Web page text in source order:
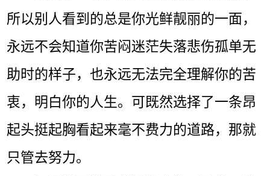
所以别人看到的总是你光鲜靓丽的一面，
永远不会知道你苦闷迷茫失落悲伤孤单无
助时的样子，也永远无法完全理解你的苦
衷，明白你的人生。可既然选择了一条昂
起头挺起胸看起来毫不费力的道路，那就
只管去努力。